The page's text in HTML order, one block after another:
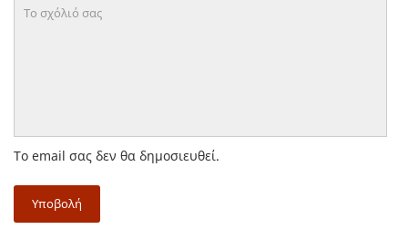
Το email σας δεν θα δημοσιευθεί.
Υποβολή